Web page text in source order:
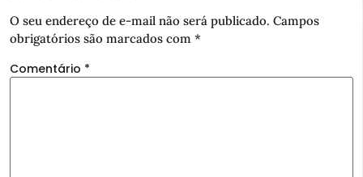
O seu endereço de e-mail não será publicado. Campos
obrigatórios são marcados com *
Comentário *